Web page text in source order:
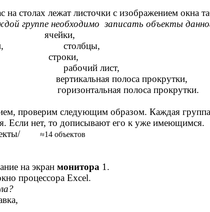
столах лежат листочки с изображением окна
группе необходимо записать объекты
ячейки,
столбцы,
рабочий лист,
полоса прокрутки,
полоса прокрутки.
проверим следующим образом. Каждая группа
Если нет, то дописывают его к уже имеющимся.
≈14 объектов
на экран монитора 1.
Excel.